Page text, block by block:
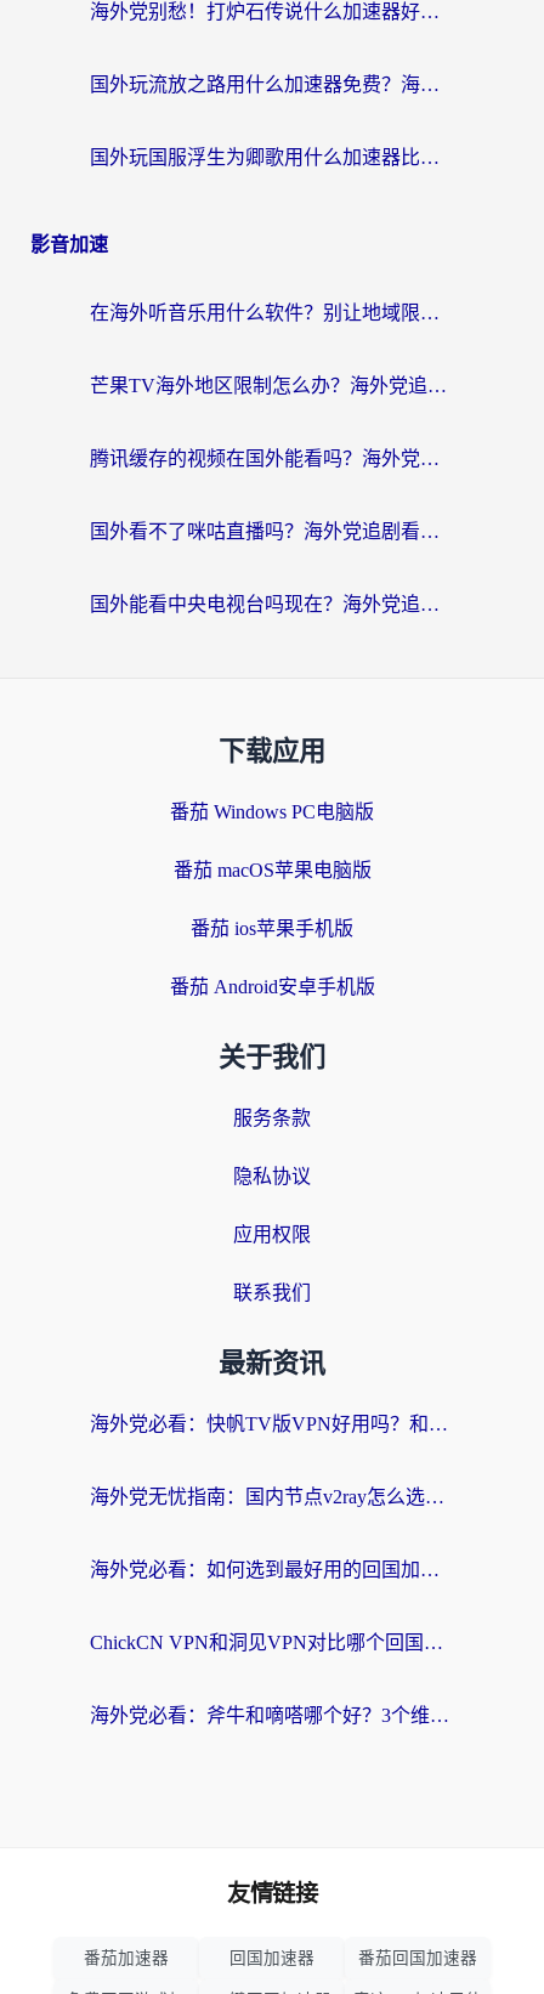
海外党别愁！打炉石传说什么加速器好用？3个实用技巧解决国服游戏卡顿
国外玩流放之路用什么加速器免费？海外党亲测有效的国服游戏加速指南
国外玩国服浮生为卿歌用什么加速器比较好？海外党亲测不踩坑指南
影音加速
在海外听音乐用什么软件？别让地域限制断了你的华语歌单
芒果TV海外地区限制怎么办？海外党追剧看片的实用加速器选择指南
腾讯缓存的视频在国外能看吗？海外党追剧看片的终极解决方案
国外看不了咪咕直播吗？海外党追剧看片的加速器选择指南
国外能看中央电视台吗现在？海外党追剧看央视的实用指南
下载应用
番茄 Windows PC电脑版
番茄 macOS苹果电脑版
番茄 ios苹果手机版
番茄 Android安卓手机版
关于我们
服务条款
隐私协议
应用权限
联系我们
最新资讯
海外党必看：快帆TV版VPN好用吗？和快游VPN对比哪个回国效果更好？附实用避坑指南
海外党无忧指南：国内节点v2ray怎么选？一键回国VPN+多场景实测帮你避坑
海外党必看：如何选到最好用的回国加速器？从节点到售后的全维度指南
ChickCN VPN和洞见VPN对比哪个回国效果更好？海外党亲测3款加速器+避坑指南
海外党必看：斧牛和嘀嗒哪个好？3个维度教你选对回国加速器
友情链接
番茄加速器 回国加速器 番茄回国加速器